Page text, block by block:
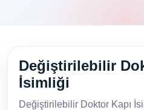
Değiştirilebilir
İsimliği
Değiştirilebilir Doktor Kapı